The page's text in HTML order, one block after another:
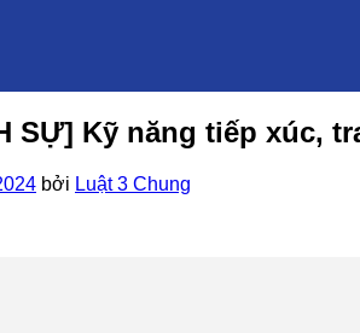
SỰ] Kỹ năng tiếp xúc,
bởi Luật 3 Chung